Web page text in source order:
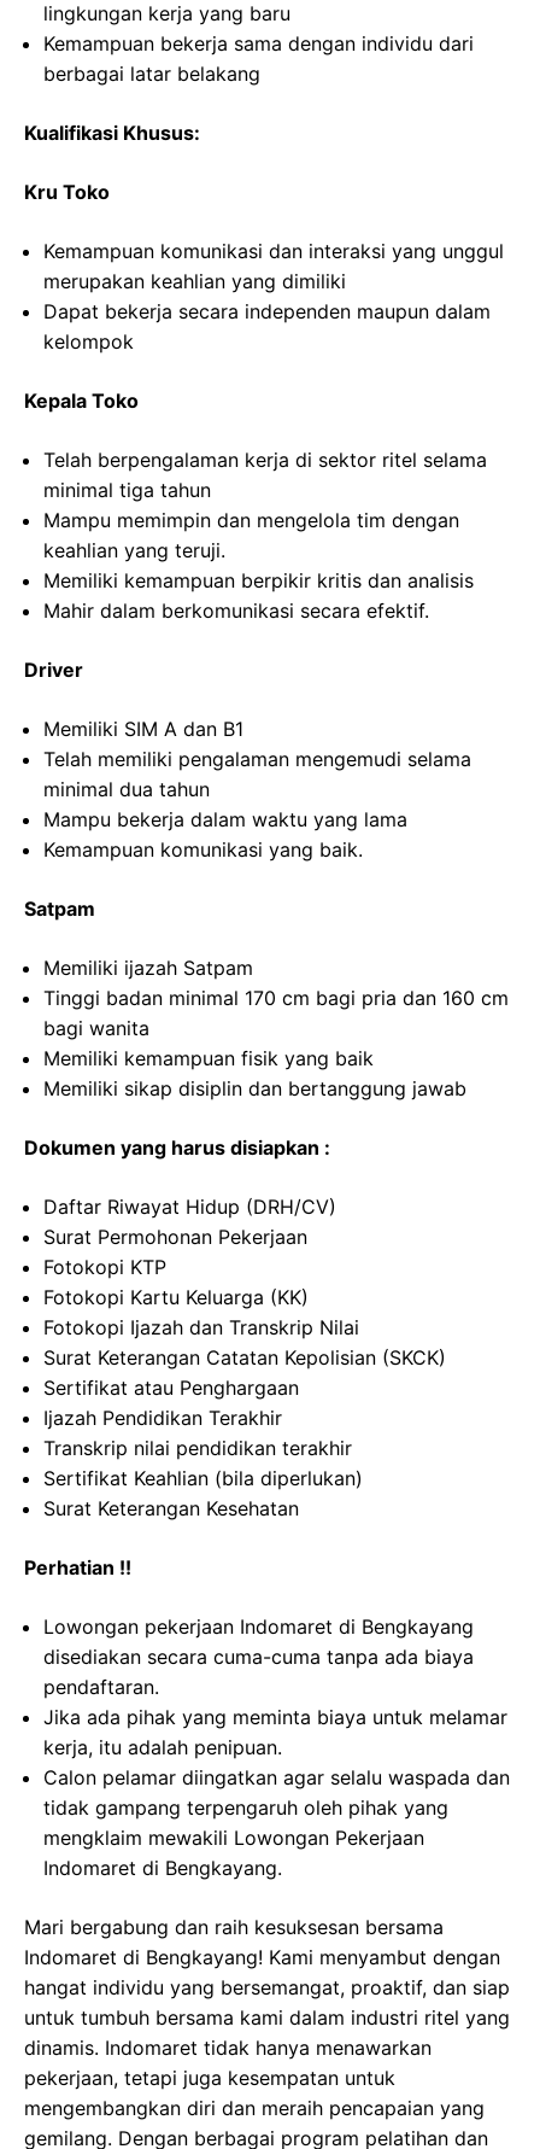
lingkungan kerja yang baru
Kemampuan bekerja sama dengan individu dari
berbagai latar belakang
Kualifikasi Khusus:
Kru Toko
Kemampuan komunikasi dan interaksi yang unggul
merupakan keahlian yang dimiliki
Dapat bekerja secara independen maupun dalam
kelompok
Kepala Toko
Telah berpengalaman kerja di sektor ritel selama
minimal tiga tahun
Mampu memimpin dan mengelola tim dengan
keahlian yang teruji.
Memiliki kemampuan berpikir kritis dan analisis
Mahir dalam berkomunikasi secara efektif.
Driver
Memiliki SIM A dan B1
Telah memiliki pengalaman mengemudi selama
minimal dua tahun
Mampu bekerja dalam waktu yang lama
Kemampuan komunikasi yang baik.
Satpam
Memiliki ijazah Satpam
Tinggi badan minimal 170 cm bagi pria dan 160 cm
bagi wanita
Memiliki kemampuan fisik yang baik
Memiliki sikap disiplin dan bertanggung jawab
Dokumen yang harus disiapkan :
Daftar Riwayat Hidup (DRH/CV)
Surat Permohonan Pekerjaan
Fotokopi KTP
Fotokopi Kartu Keluarga (KK)
Fotokopi Ijazah dan Transkrip Nilai
Surat Keterangan Catatan Kepolisian (SKCK)
Sertifikat atau Penghargaan
Ijazah Pendidikan Terakhir
Transkrip nilai pendidikan terakhir
Sertifikat Keahlian (bila diperlukan)
Surat Keterangan Kesehatan
Perhatian !!
Lowongan pekerjaan Indomaret di Bengkayang
disediakan secara cuma-cuma tanpa ada biaya
pendaftaran.
Jika ada pihak yang meminta biaya untuk melamar
kerja, itu adalah penipuan.
Calon pelamar diingatkan agar selalu waspada dan
tidak gampang terpengaruh oleh pihak yang
mengklaim mewakili Lowongan Pekerjaan
Indomaret di Bengkayang.
Mari bergabung dan raih kesuksesan bersama
Indomaret di Bengkayang! Kami menyambut dengan
hangat individu yang bersemangat, proaktif, dan siap
untuk tumbuh bersama kami dalam industri ritel yang
dinamis. Indomaret tidak hanya menawarkan
pekerjaan, tetapi juga kesempatan untuk
mengembangkan diri dan meraih pencapaian yang
gemilang. Dengan berbagai program pelatihan dan